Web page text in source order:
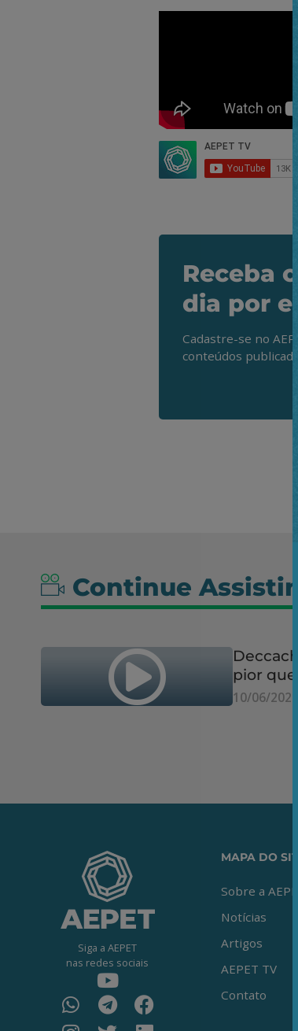
Receba
dia por
Cadastre-se no
conteúdos
Continue
pior que
10/06/2026
Siga a AEPET
nas redes sociais
MAPA DO
Sobre a AEPET
Notícias
Artigos
AEPET TV
Contato